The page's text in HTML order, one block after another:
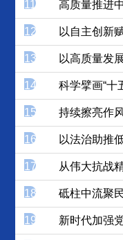
11
12
13
14
15
16
17
18
19